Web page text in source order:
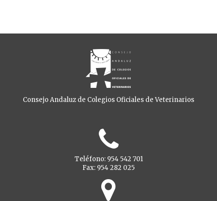
Consejo Andaluz de Colegios Oficiales de Veterinarios
Teléfono: 954 542 701
Fax: 954 282 025